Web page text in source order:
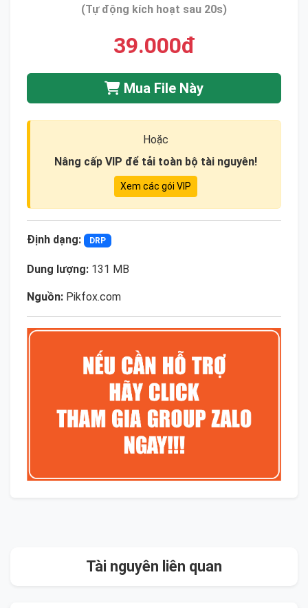
(Tự động kích hoạt sau 20s)
39.000đ
Mua File Này
Hoặc
Nâng cấp VIP để tải toàn bộ tài nguyên!
Xem các gói VIP
Định dạng: DRP
Dung lượng: 131 MB
Nguồn: Pikfox.com
Tài nguyên liên quan